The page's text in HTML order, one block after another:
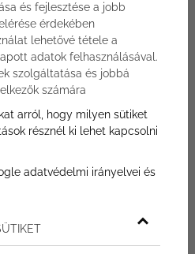
és fejlesztése a jobb
érdekében
lehetővé tétele a
adatok felhasználásával.
szolgáltatása és jobbá
számára
arról, hogy milyen sütiket
résznél ki lehet kapcsolni
adatvédelmi irányelvei és